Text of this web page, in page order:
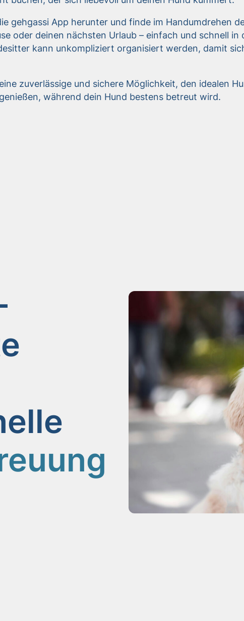
gehgassi App herunter und finde im Handumdrehen
oder deinen nächsten Urlaub – einfach und schnell in
kann unkompliziert organisiert werden, damit
zuverlässige und sichere Möglichkeit, den idealen
während dein Hund bestens betreut wird.